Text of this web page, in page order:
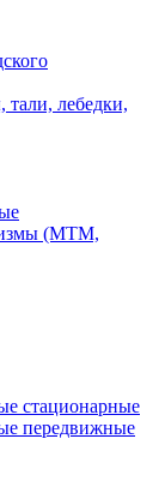
тали, лебедки,
(МТМ,
стационарные
передвижные